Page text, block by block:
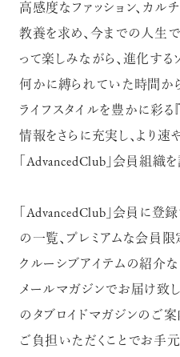
アクティ
感覚で味
記憶に
イド！
高感度なファッション、カル
教養を求め、今までの人生
って楽しみながら、進化する
何かに縛られていた時間か
ライフスタイルを豊かに彩る
情報をさらに充実し、より速
「AdvancedClub」会員組織を
「AdvancedClub」会員に登
の一覧、プレミアムな会員限
クルーシブアイテムの紹介
メールマガジンでお届け致し
のタブロイドマガジンのご
ご負担いただくことでお手